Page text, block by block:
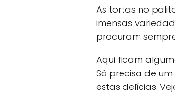
As tortas no
imensas
procuram
Aqui ficam
Só precisa de
estas delícias.